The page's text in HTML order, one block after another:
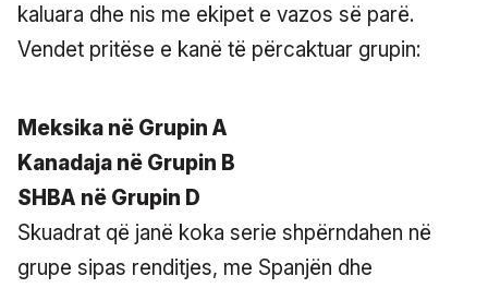
kaluara dhe nis me ekipet e vazos së parë.
Vendet pritëse e kanë të përcaktuar grupin:
Meksika në Grupin A
Kanadaja në Grupin B
SHBA në Grupin D
Skuadrat që janë koka serie shpërndahen në
grupe sipas renditjes, me Spanjën dhe